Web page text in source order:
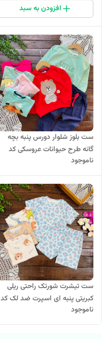
افزودن به سبد
ست بلوز شلوار دورس پنبه بچه
گانه طرح حیوانات عروسکی کد
۸۳۱
ناموجود
ست تیشرت شورتک راحتی ریلی
کبریتی پنبه ای اسپرت ضد لک کد
۶۷۲
ناموجود